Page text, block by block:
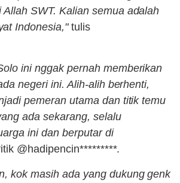
SWT. Kalian semua adalah
Indonesia,"tulis
ini nggak pernah memberikan
negeri ini. Alih-alih berhenti,
pemeran utama dan titik temu
ada sekarang, selalu
ini dan berputar di
@hadipencin*********.
kok masih ada yang dukung genk